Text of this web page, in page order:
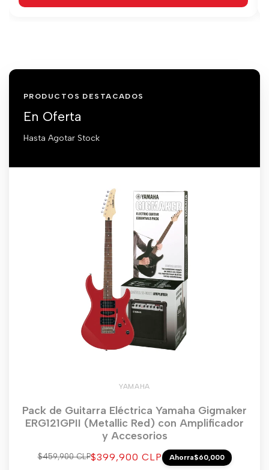
PRODUCTOS DESTACADOS
En Oferta
Hasta Agotar Stock
YAMAHA
Pack de Guitarra Eléctrica Yamaha Gigmaker
ERG121GPII (Metallic Red) con Amplificador
y Accesorios
Precio
$459,900 CLPPrecio
$399,900 CLP Ahorra$60,000